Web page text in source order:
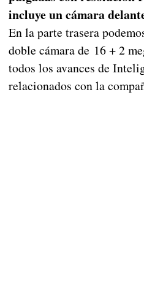
incluye un cámara
En la parte trasera
doble cámara de 16 + 2
todos los avances de
relacionados con la